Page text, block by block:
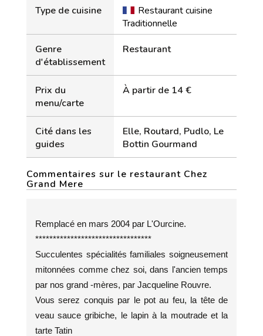
Type de cuisine
Restaurant cuisine
Traditionnelle
Genre
d'établissement
Restaurant
Prix du
menu/carte
À partir de 14 €
Cité dans les
guides
Elle, Routard, Pudlo, Le
Bottin Gourmand
Commentaires sur le restaurant Chez
Grand Mere
Remplacé en mars 2004 par L'Ourcine.
*********************************
Succulentes spécialités familiales soigneusement
mitonnées comme chez soi, dans l'ancien temps
par nos grand -mères, par Jacqueline Rouvre.
Vous serez conquis par le pot au feu, la tête de
veau sauce gribiche, le lapin à la moutrade et la
tarte Tatin